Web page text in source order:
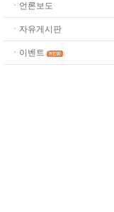
ㆍ언론보도
ㆍ자유게시판
ㆍ이벤트